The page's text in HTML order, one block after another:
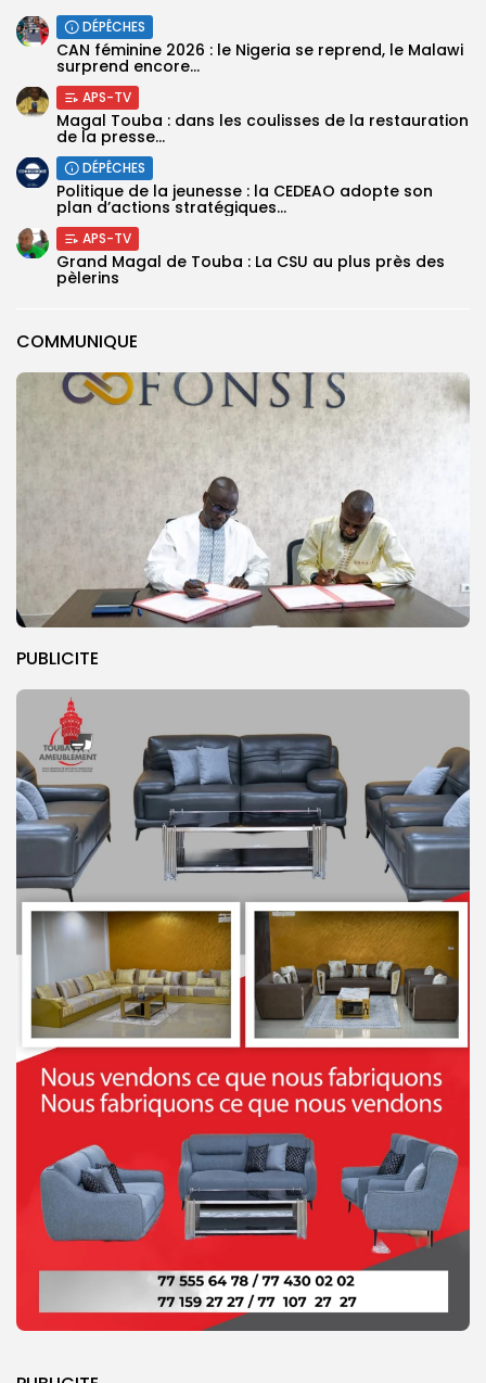
COMMUNIQUE
PUBLICITE
DÉPÊCHES
‎CAN féminine 2026 : le Nigeria se reprend, le Malawi
surprend encore...
APS-TV
Magal Touba : dans les coulisses de la restauration
de la presse...
DÉPÊCHES
Politique de la jeunesse : la CEDEAO adopte son
plan d’actions stratégiques...
APS-TV
Grand Magal de Touba : La CSU au plus près des
pèlerins